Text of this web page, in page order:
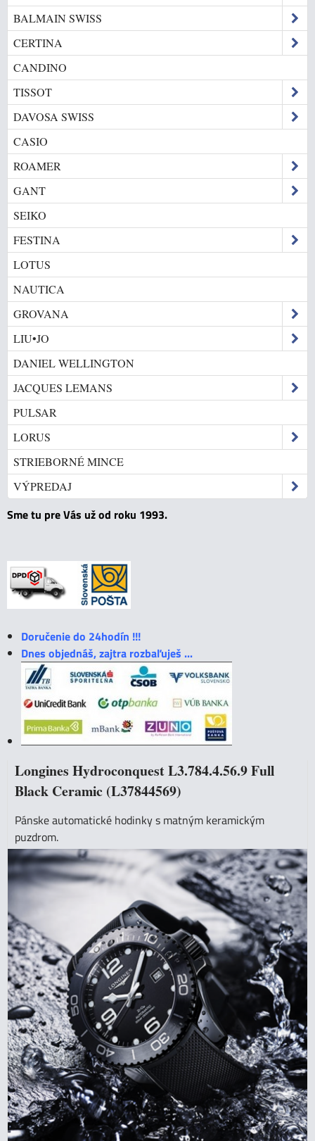
BALMAIN SWISS
CERTINA
CANDINO
TISSOT
DAVOSA SWISS
CASIO
ROAMER
GANT
SEIKO
FESTINA
LOTUS
NAUTICA
GROVANA
LIU•JO
DANIEL WELLINGTON
JACQUES LEMANS
PULSAR
LORUS
STRIEBORNÉ MINCE
VÝPREDAJ
Sme tu pre Vás už od roku 1993.
Doručenie do 24hodín !!!
Dnes objednáš, zajtra rozbaľuješ ...
Longines Hydroconquest L3.784.4.56.9 Full
Black Ceramic (L37844569)
Pánske automatické hodinky s matným keramickým
puzdrom.